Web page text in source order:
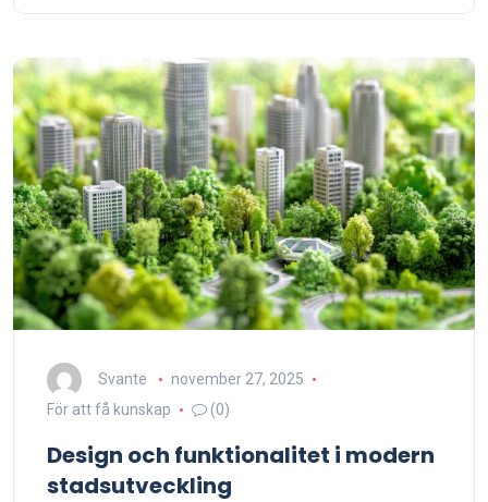
Svante
november 27, 2025
För att få kunskap
(0)
Design och funktionalitet i modern
stadsutveckling